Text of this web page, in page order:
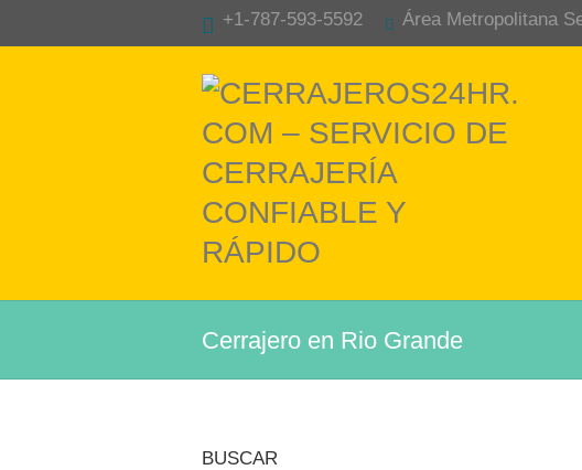
+1-787-593-5592 Área Metropolitana
Cerrajero en Rio Grande
BUSCAR